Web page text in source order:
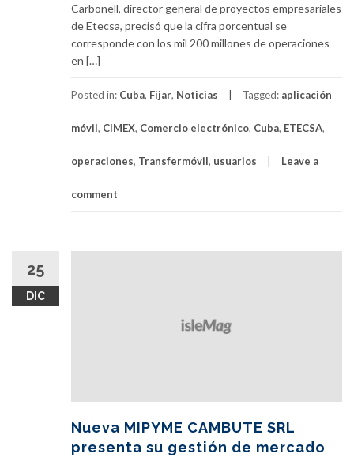
Carbonell, director general de proyectos empresariales
de Etecsa, precisó que la cifra porcentual se
corresponde con los mil 200 millones de operaciones
en […]
Posted in: Cuba, Fijar, Noticias Tagged: aplicación
móvil, CIMEX, Comercio electrónico, Cuba, ETECSA,
operaciones, Transfermóvil, usuarios Leave a
comment
25
DIC
Nueva MIPYME CAMBUTE SRL
presenta su gestión de mercado